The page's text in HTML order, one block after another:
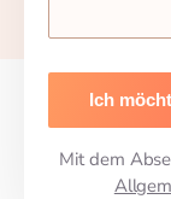
Mit dem